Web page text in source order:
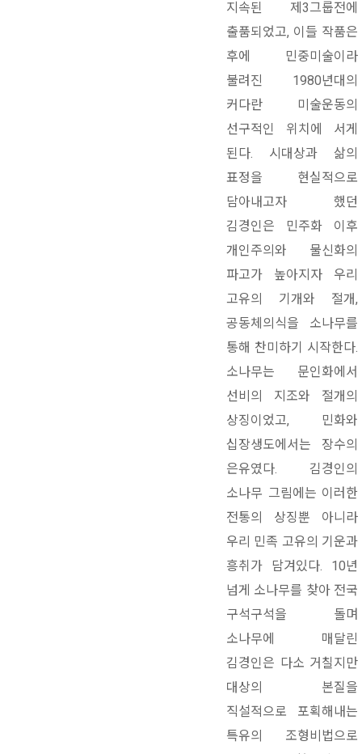
지속된 제3그룹전에
출품되었고, 이들 작품은
후에 민중미술이라
불려진 1980년대의
커다란 미술운동의
선구적인 위치에 서게
된다. 시대상과 삶의
표정을 현실적으로
담아내고자 했던
김경인은 민주화 이후
개인주의와 물신화의
파고가 높아지자 우리
고유의 기개와 절개,
공동체의식을 소나무를
통해 찬미하기 시작한다.
소나무는 문인화에서
선비의 지조와 절개의
상징이었고, 민화와
십장생도에서는 장수의
은유였다. 김경인의
소나무 그림에는 이러한
전통의 상징뿐 아니라
우리 민족 고유의 기운과
흥취가 담겨있다. 10년
넘게 소나무를 찾아 전국
구석구석을 돌며
소나무에 매달린
김경인은 다소 거칠지만
대상의 본질을
직설적으로 포획해내는
특유의 조형비법으로